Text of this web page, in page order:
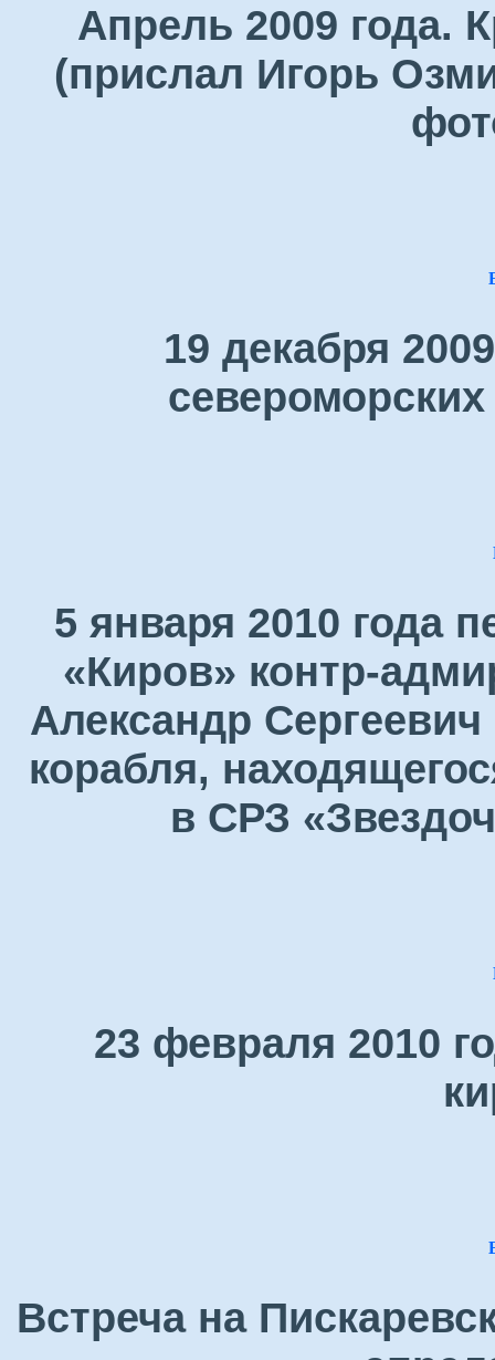
Апрель 2009 года.
(прислал Игорь
19 декабря
5 января 2010 года
«Киров» контр-
Александр
корабля,
в СРЗ
23 февраля 2010
Встреча на